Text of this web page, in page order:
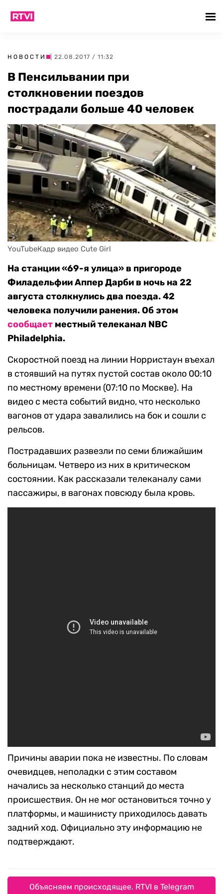
НОВОСТИ | 22.08.2017 / 11:32
В Пенсильвании при
столкновении поездов
пострадали больше 40 человек
YouTubeКадр видео Cute Girl
На станции «69-я улица» в пригороде
Филадельфии Аппер Дарби в ночь на 22
августа столкнулись два поезда. 42
человека получили ранения. Об этом
сообщает местный телеканал NBC
Philadelphia.
Скоростной поезд на линии Норристаун въехал
в стоявший на путях пустой состав около 00:10
по местному времени (07:10 по Москве). На
видео с места событий видно, что несколько
вагонов от удара завалились на бок и сошли с
рельсов.
Пострадавших развезли по семи ближайшим
больницам. Четверо из них в критическом
состоянии. Как рассказали телеканалу сами
пассажиры, в вагонах повсюду была кровь.
Причины аварии пока не известны. По словам
очевидцев, неполадки с этим составом
начались за несколько станций до места
происшествия. Он не мог остановиться точно у
платформы, и машинисту приходилось давать
задний ход. Официально эту информацию не
подтверждают.
Объясняем происходящее. RTVI в Telegram